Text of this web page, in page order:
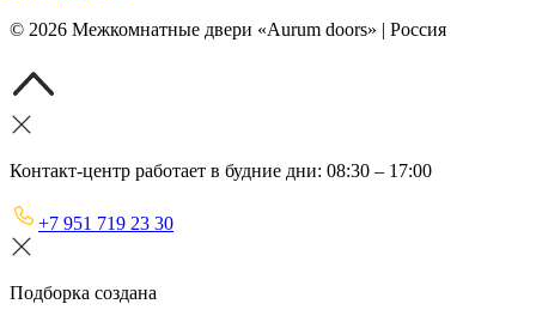
© 2026 Межкомнатные двери «Aurum doors» | Россия
Контакт-центр работает в будние дни: 08:30 – 17:00
+7 951 719 23 30
Подборка создана